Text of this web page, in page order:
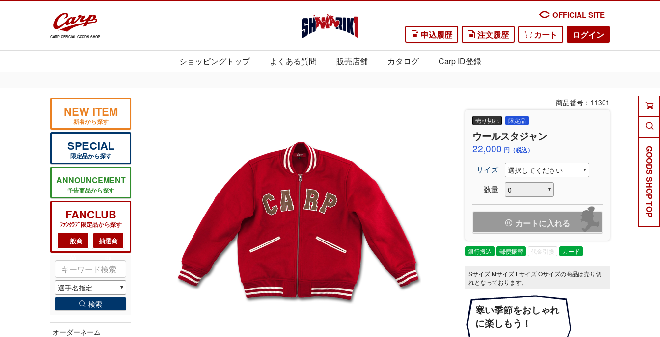
CARP OFFICIAL GOODS SHOP
OFFICIAL SITE
申込履歴 注文履歴 カート ログイン
ショッピングトップ よくある質問 販売店舗 カタログ Carp ID登録
NEW ITEM
新着から探す
SPECIAL
限定品から探す
ANNOUNCEMENT
予告商品から探す
FANCLUB
ﾌｧﾝｸﾗﾌﾞ限定品から探す
一般商
抽選商
検索
オーダーネーム
GOODS SHOP TOP
商品番号：11301
売り切れ 限定品
ウールスタジャン
22,000 円（税込）
サイズ
数量
カートに入れる
銀行振込 郵便振替 代金引換 カード
Sサイズ Mサイズ Lサイズ Oサイズの商品は売り切
れとなっております。
寒い季節をおしゃれ
に楽しもう！